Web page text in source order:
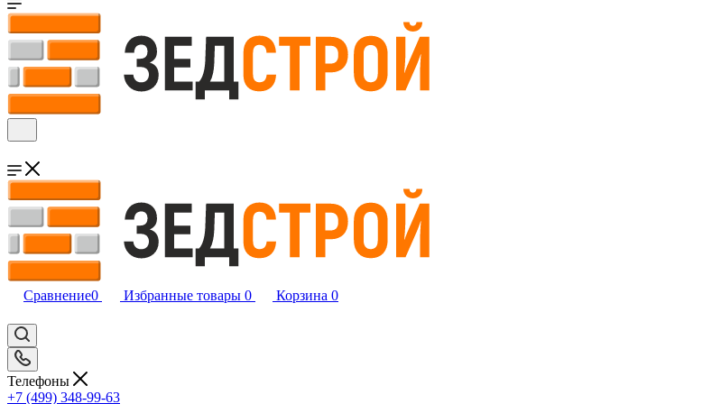
Сравнение0 Избранные товары 0 Корзина 0
Телефоны
+7 (499) 348-99-63